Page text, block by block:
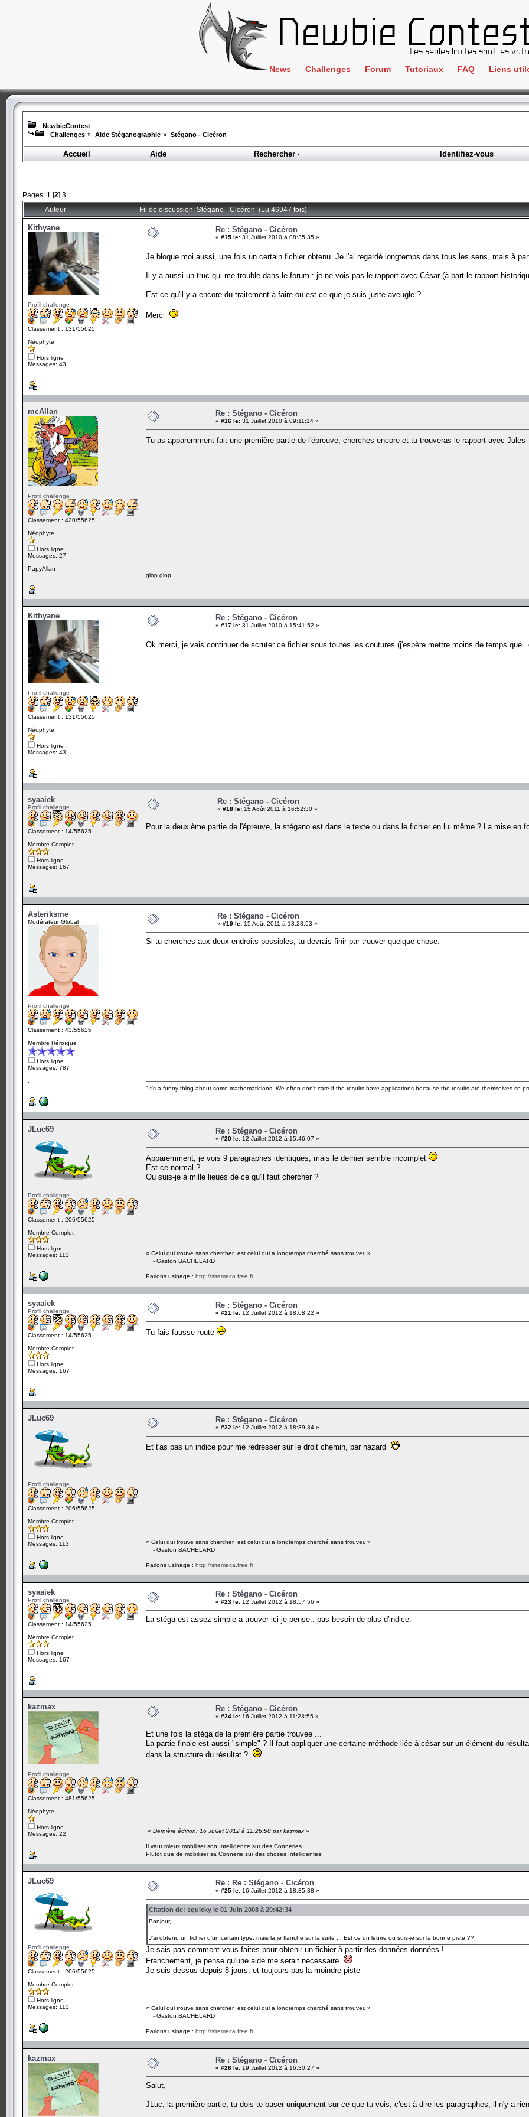
News Challenges
Crackme
ClientSide
Forensics
Programmation
Wargame
Tous les challenges
Forum Tutoriaux FAQ Liens
IRC
NewbieContest
Challenges » Aide Stéganographie » Stégano - Cicéron
Accueil
Aide Rechercher Identifiez-vous
Pages: 1 [2] 3
Auteur Fil de discussion: Stégano - Cicéron (Lu 46947 fois)
Kithyane
Profil challenge
Classement : 131/55625
Néophyte
Hors ligne
Messages: 43
Re : Stégano - Cicéron
« #15 le: 31 Juillet 2010 à 08:35:35 »
Je bloque moi aussi, une fois un certain fichier obtenu. Je l'ai regardé longtemps dans tous les sens, mais à
Il y a aussi un truc qui me trouble dans le forum : je ne vois pas le rapport avec César (à part le rapport
Est-ce qu'il y a encore du traitement à faire ou est-ce que je suis juste aveugle ?
Merci
mcAllan
Profil challenge
Classement : 420/55625
Néophyte
Hors ligne
Messages: 27
PapyAllan
Re : Stégano - Cicéron
« #16 le: 31 Juillet 2010 à 09:11:14 »
Tu as apparemment fait une première partie de l'épreuve, cherches encore et tu trouveras le rapport avec Jules
glop glop
Kithyane
Profil challenge
Classement : 131/55625
Néophyte
Hors ligne
Messages: 43
Re : Stégano - Cicéron
« #17 le: 31 Juillet 2010 à 15:41:52 »
Ok merci, je vais continuer de scruter ce fichier sous toutes les coutures (j'espère mettre moins de temps que
syaaiek
Profil challenge
Classement : 14/55625
Membre Complet
Hors ligne
Messages: 167
Re : Stégano - Cicéron
« #18 le: 15 Août 2011 à 16:52:30 »
Pour la deuxième partie de l'épreuve, la stégano est dans le texte ou dans le fichier en lui même ? La mise en
Asteriksme
Modérateur Global
Profil challenge
Classement : 43/55625
Membre Héroïque
Hors ligne
Messages: 787
Re : Stégano - Cicéron
« #19 le: 15 Août 2011 à 18:28:53 »
Si tu cherches aux deux endroits possibles, tu devrais finir par trouver quelque chose.
"It's a funny thing about some mathematicians. We often don't care if the results have applications because the results are themselves so
JLuc69
Profil challenge
Classement : 206/55625
Membre Complet
Hors ligne
Messages: 113
Re : Stégano - Cicéron
« #20 le: 12 Juillet 2012 à 15:46:07 »
Apparemment, je vois 9 paragraphes identiques, mais le dernier semble incomplet
Est-ce normal ?
Ou suis-je à mille lieues de ce qu'il faut chercher ?
« Celui qui trouve sans chercher est celui qui a longtemps cherché sans trouver. »
- Gaston BACHELARD
Parlons usinage : http://sitemeca.free.fr
syaaiek
Profil challenge
Classement : 14/55625
Membre Complet
Hors ligne
Messages: 167
Re : Stégano - Cicéron
« #21 le: 12 Juillet 2012 à 18:08:22 »
Tu fais fausse route
JLuc69
Profil challenge
Classement : 206/55625
Membre Complet
Hors ligne
Messages: 113
Re : Stégano - Cicéron
« #22 le: 12 Juillet 2012 à 18:39:34 »
Et t'as pas un indice pour me redresser sur le droit chemin, par hazard
« Celui qui trouve sans chercher est celui qui a longtemps cherché sans trouver. »
- Gaston BACHELARD
Parlons usinage : http://sitemeca.free.fr
syaaiek
Profil challenge
Classement : 14/55625
Membre Complet
Hors ligne
Messages: 167
Re : Stégano - Cicéron
« #23 le: 12 Juillet 2012 à 18:57:56 »
La stéga est assez simple a trouver ici je pense.. pas besoin de plus d'indice.
kazmax
Profil challenge
Classement : 481/55625
Néophyte
Hors ligne
Messages: 22
Re : Stégano - Cicéron
« #24 le: 16 Juillet 2012 à 11:23:55 »
Et une fois la stéga de la première partie trouvée ...
La partie finale est aussi "simple" ? Il faut appliquer une certaine méthode liée à césar sur un élément du
dans la structure du résultat ?
« Dernière édition: 16 Juillet 2012 à 11:26:50 par kazmax »
Il vaut mieux mobiliser son Intelligence sur des Conneries.
Plutot que de mobiliser sa Connerie sur des choses Intelligentes!
JLuc69
Profil challenge
Classement : 206/55625
Membre Complet
Hors ligne
Messages: 113
Re : Re : Stégano - Cicéron
« #25 le: 16 Juillet 2012 à 18:35:38 »
Citation de: squicky le 01 Juin 2008 à 20:42:34
Bonjour,
J'ai obtenu un fichier d'un certain type, mais la je flanche sur la suite ... Est ce un leurre ou suis-je sur la bonne piste ??
Je sais pas comment vous faites pour obtenir un fichier à partir des données données !
Franchement, je pense qu'une aide me serait nécéssaire
Je suis dessus depuis 8 jours, et toujours pas la moindre piste
« Celui qui trouve sans chercher est celui qui a longtemps cherché sans trouver. »
- Gaston BACHELARD
Parlons usinage : http://sitemeca.free.fr
kazmax Re : Stégano - Cicéron
« #26 le: 19 Juillet 2012 à 16:30:27 »
Salut,
JLuc, la première partie, tu dois te baser uniquement sur ce que tu vois, c'est à dire les paragraphes, il n'y a